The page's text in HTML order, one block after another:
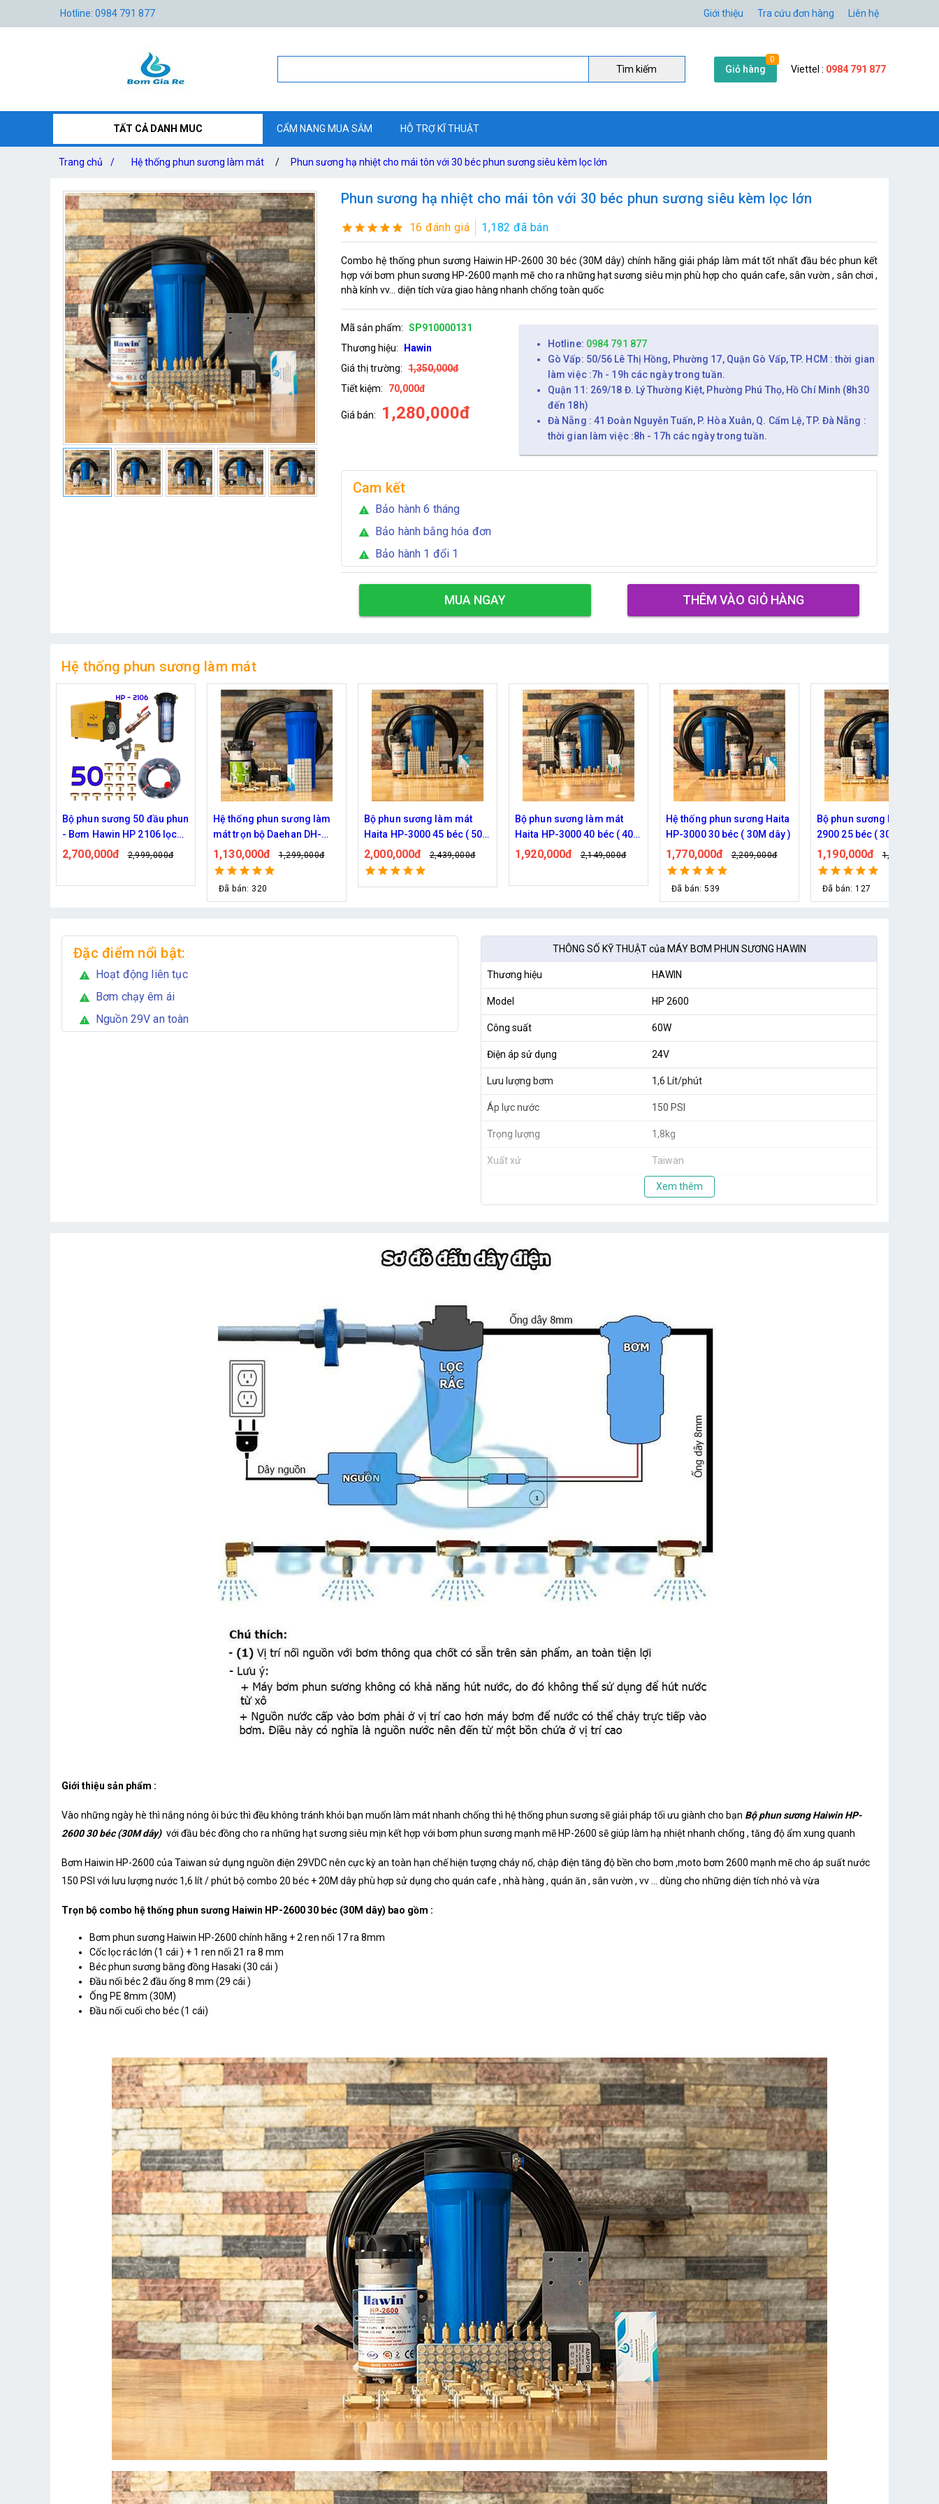
Hotline: 0984 791 877 Giới thiệu Tra cứu đơn hàng Liên hệ
Tìm kiếm Giỏ hàng
0
Viettel : 0984 791 877
TẤT CẢ DANH MUC CẨM NANG MUA SẮM HỖ TRỢ KĨ THUẬT
Trang chủ / Hệ thống phun sương làm mát / Phun sương hạ nhiệt cho mái tôn với 30 béc phun sương siêu kèm lọc lớn
Phun sương hạ nhiệt cho mái tôn với 30 béc phun sương siêu kèm lọc lớn
16 đánh giá 1,182 đã bán
Combo hệ thống phun sương Haiwin HP-2600 30 béc (30M dây) chính hãng giải pháp làm mát tốt nhất đầu béc phun kết
hợp với bơm phun sương HP-2600 mạnh mẽ cho ra những hạt sương siêu mịn phù hợp cho quán cafe, sân vườn , sân chơi ,
nhà kính vv... diện tích vừa giao hàng nhanh chống toàn quốc
Mã sản phẩm: SP910000131
Thương hiệu:
Hawin
Giá thị trường: 1,350,000đ
Tiết kiệm:
70,000đ
Giá bán: 1,280,000đ
Hotline: 0984 791 877
Gò Vấp: 50/56 Lê Thị Hồng, Phường 17, Quận Gò Vấp, TP. HCM : thời gian
làm việc :7h - 19h các ngày trong tuần.
Quận 11: 269/18 Đ. Lý Thường Kiệt, Phường Phú Thọ, Hồ Chí Minh (8h30
đến 18h)
Đà Nẵng : 41 Đoàn Nguyễn Tuấn, P. Hòa Xuân, Q. Cẩm Lệ, TP. Đà Nẵng :
thời gian làm việc :8h - 17h các ngày trong tuần.
Cam kết
warning Bảo hành 6 tháng
warning Bảo hành bằng hóa đơn
warning Bảo hành 1 đổi 1
MUA NGAY THÊM VÀO GIỎ HÀNG
Hệ thống phun sương làm mát
Hệ thống phun sương làm
mát trọn bộ Daehan DH-
6017 20 béc
1,130,000đ 1,299,000đ
Đã bán: 320
Bộ phun sương làm mát
Haita HP-3000 45 béc ( 50M
dây )
2,000,000đ 2,439,000đ
Bộ phun sương làm mát
Haita HP-3000 40 béc ( 40M
dây )
1,920,000đ 2,149,000đ
Hệ thống phun sương Haita
HP-3000 30 béc ( 30M dây )
1,770,000đ 2,209,000đ
Đã bán: 539
Bộ phun sương Haita HP-
2900 25 béc ( 30M dây)
1,190,000đ 1,339,000đ
Đã bán: 127
Hệ thống phun sương 5
( 10m dây )- Bơm Hàn
6017 trọn bộ
930,000đ 1,079,000đ
Đã bán: 76
Đặc điểm nổi bật:
warning Hoạt động liên tục
warning Bơm chạy êm ái
warning Nguồn 29V an toàn
THÔNG SỐ KỸ THUẬT của MÁY BƠM PHUN SƯƠNG HAWIN
Thương hiệu HAWIN
Model HP 2600
Công suất 60W
Điện áp sử dụng 24V
Lưu lượng bơm 1,6 Lít/phút
Áp lực nước 150 PSI
Trọng lượng 1,8kg
Xuất xứ Taiwan
Xem thêm
Giới thiệu sản phẩm :
Vào những ngày hè thì nắng nóng ôi bức thì đều không tránh khỏi bạn muốn làm mát nhanh chống thì hệ thống phun sương sẽ giải pháp tối ưu giành cho bạn Bộ phun sương Haiwin HP-
2600 30 béc (30M dây) với đầu béc đồng cho ra những hạt sương siêu mịn kết hợp với bơm phun sương mạnh mẽ HP-2600 sẽ giúp làm hạ nhiệt nhanh chống , tăng độ ẩm xung quanh
Bơm Haiwin HP-2600 của Taiwan sử dụng nguồn điện 29VDC nên cực kỳ an toàn hạn chế hiện tượng cháy nổ, chập điện tăng độ bền cho bơm ,moto bơm 2600 mạnh mẽ cho áp suất nước
150 PSI với lưu lượng nước 1,6 lít / phút bộ combo 20 béc + 20M dây phù hợp sử dụng cho quán cafe , nhà hàng , quán ăn , sân vườn , vv ... dùng cho những diện tích nhỏ và vừa
Trọn bộ combo hệ thống phun sương Haiwin HP-2600 30 béc (30M dây) bao gồm :
Bơm phun sương Haiwin HP-2600 chính hãng + 2 ren nối 17 ra 8mm
Cốc lọc rác lớn (1 cái ) + 1 ren nối 21 ra 8 mm
Béc phun sương bằng đồng Hasaki (30 cái )
Đầu nối béc 2 đầu ống 8 mm (29 cái )
Ống PE 8mm (30M)
Đầu nối cuối cho béc (1 cái)